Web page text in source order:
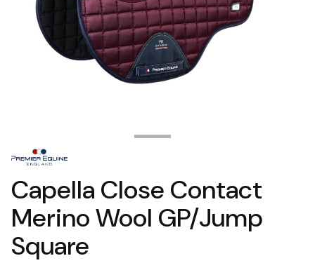
Capella Close Contact
Merino Wool GP/Jump
Square